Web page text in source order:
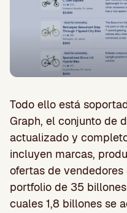
Todo ello está
Graph, el conjunto de
actualizado y
incluyen marcas,
ofertas de
portfolio de 35
cuales 1,8 billones se